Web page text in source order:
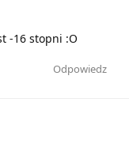
-16 stopni :O
Odpowiedz